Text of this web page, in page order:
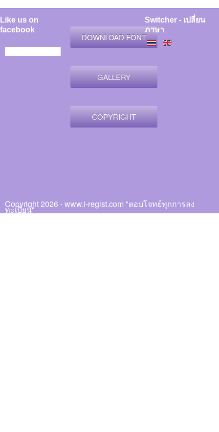
Copyright 2026 - www.i-regist.com "ตอบโจทย์ทุกการลง
ทะเบียน"
Like us on
facebook
DOWNLOAD FONT
GALLERY
COPYRIGHT
Switcher - เปลี่ยน
ภาษา